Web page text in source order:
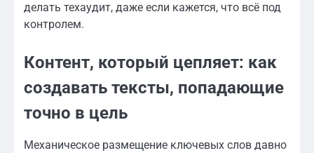
делать техаудит, даже если кажется, что всё под
контролем.
Контент, который цепляет: как
создавать тексты, попадающие
точно в цель
Механическое размещение ключевых слов давно